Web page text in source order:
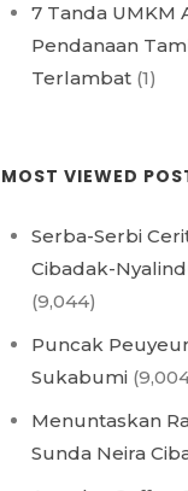
7 Tanda UMKM
Pendanaan
Terlambat (1)
MOST VIEWED
Serba-Serbi
Cibadak-
(9,044)
Puncak
Sukabumi
Menuntaskan
Sunda Neira